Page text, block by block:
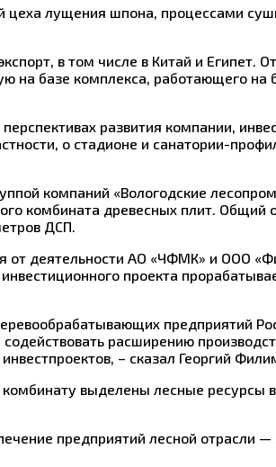
цеха лущения шпона, процессами
в том числе в Китай и Египет.
на базе комплекса, работающего на
развития компании,
о стадионе и санатории-
компаний «Вологодские
комбината древесных плит. Общий
ДСП.
деятельности АО «ЧФМК» и ООО
проекта
предприятий
расширению
– сказал Георгий
выделены лесные ресурсы
предприятий лесной отрасли